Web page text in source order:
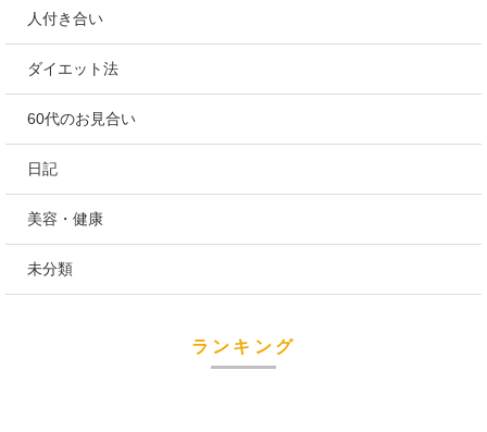
人付き合い
ダイエット法
60代のお見合い
日記
美容・健康
未分類
ランキング